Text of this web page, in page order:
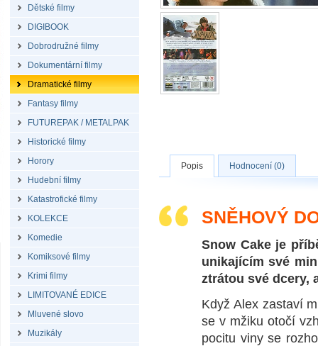
Dětské filmy
DIGIBOOK
Dobrodružné filmy
Dokumentární filmy
Dramatické filmy
Fantasy filmy
FUTUREPAK / METALPAK
Historické filmy
Horory
Hudební filmy
Katastrofické filmy
KOLEKCE
Komedie
Komiksové filmy
Krimi filmy
LIMITOVANÉ EDICE
Mluvené slovo
Muzikály
Popis Hodnocení (0)
SNĚHOVÝ
Snow Cake je
unikajícím své
ztrátou své dcery,
Když Alex zastaví
se v mžiku otočí
pocitu viny se